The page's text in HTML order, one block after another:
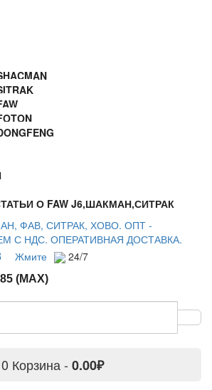
О FAW J6,ШАКМАН,СИТРАК
Жмите 24/7
(MAX)
0 Корзина - 0.00₽